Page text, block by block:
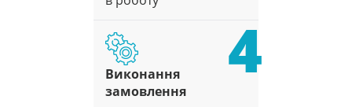
4
Виконання
замовлення